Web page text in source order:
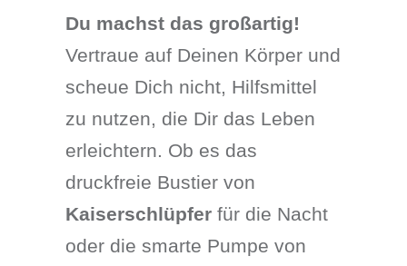
Du machst das großartig!
Vertraue auf Deinen Körper und
scheue Dich nicht, Hilfsmittel
zu nutzen, die Dir das Leben
erleichtern. Ob es das
druckfreie Bustier von
Kaiserschlüpfer für die Nacht
oder die smarte Pumpe von